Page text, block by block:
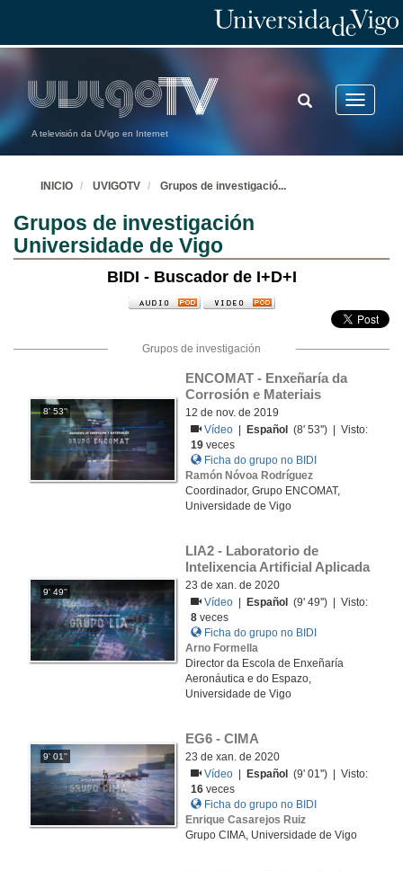
A televisión da UVigo en Internet
Toggle
TOGGLE
SEARCH
INICIO UVIGOTV Grupos de investigació...
Grupos de investigación
Universidade de Vigo
BIDI - Buscador de I+D+I
Grupos de investigación
8' 53''
ENCOMAT - Enxeñaría da
Corrosión e Materiais
12 de nov. de 2019
Vídeo
Español
(8' 53'') | Visto:
19 veces
Ficha do grupo no BIDI
Ramón Nóvoa Rodríguez
Coordinador, Grupo ENCOMAT,
Universidade de Vigo
9' 49''
LIA2 - Laboratorio de
Intelixencia Artificial Aplicada
23 de xan. de 2020
Vídeo
Español
(9' 49'') | Visto:
8 veces
Ficha do grupo no BIDI
Arno Formella
Director da Escola de Enxeñaría
Aeronáutica e do Espazo,
Universidade de Vigo
9' 01''
EG6 - CIMA
23 de xan. de 2020
Vídeo
Español
(9' 01'') | Visto:
16 veces
Ficha do grupo no BIDI
Enrique Casarejos Ruiz
Grupo CIMA, Universidade de Vigo